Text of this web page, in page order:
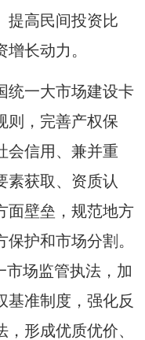
提高民间投资比
长动力。
一大市场建设卡
则，完善产权保
会信用、兼并重
素获取、资质认
面壁垒，规范地方
护和市场分割。
市场监管执法，加
基准制度，强化反
形成优质优价、